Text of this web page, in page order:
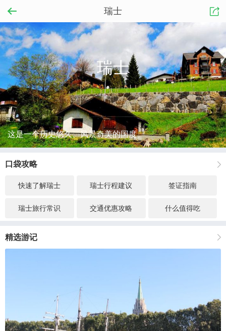
瑞士
瑞士
这是一个历史悠久、风景奇美的国度。
口袋攻略
快速了解瑞士 瑞士行程建议 签证指南
瑞士旅行常识 交通优惠攻略 什么值得吃
精选游记